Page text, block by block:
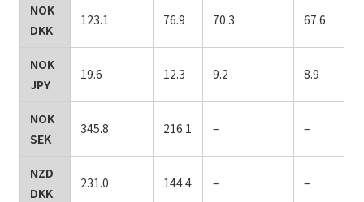
NOK
DKK
123.1 76.9 70.3 67.6
NOK
JPY
19.6 12.3 9.2 8.9
NOK
SEK
345.8 216.1 – –
NZD
DKK
231.0 144.4 – –